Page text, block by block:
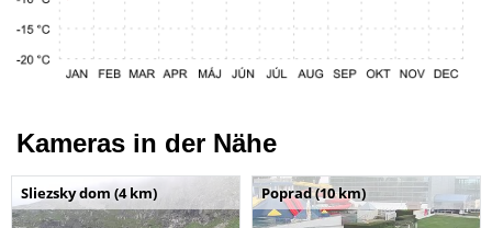
Kameras in der Nähe
Sliezsky dom (4 km) Poprad (10 km)